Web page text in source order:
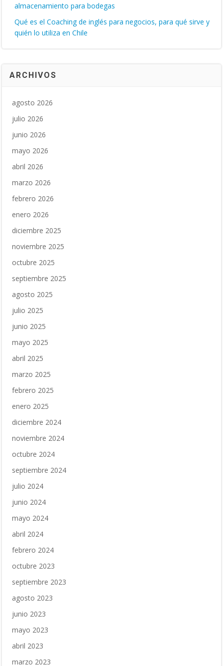
almacenamiento para bodegas
Qué es el Coaching de inglés para negocios, para qué sirve y
quién lo utiliza en Chile
ARCHIVOS
agosto 2026
julio 2026
junio 2026
mayo 2026
abril 2026
marzo 2026
febrero 2026
enero 2026
diciembre 2025
noviembre 2025
octubre 2025
septiembre 2025
agosto 2025
julio 2025
junio 2025
mayo 2025
abril 2025
marzo 2025
febrero 2025
enero 2025
diciembre 2024
noviembre 2024
octubre 2024
septiembre 2024
julio 2024
junio 2024
mayo 2024
abril 2024
febrero 2024
octubre 2023
septiembre 2023
agosto 2023
junio 2023
mayo 2023
abril 2023
marzo 2023